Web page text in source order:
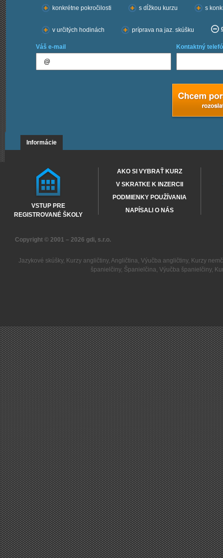
konkrétne pokročilosti
s dĺžkou kurzu s
v určitých hodinách príprava na jaz. skúšku
Váš e-mail Kontaktný
Informácie
VSTUP PRE
REGISTROVANÉ ŠKOLY
AKO SI VYBRAŤ KURZ
V SKRATKE K INZERCII
PODMIENKY POUŽÍVANIA
NAPÍSALI O NÁS
Copyright © 2001 – 2026 gdi, s.r.o.
Jazykové skúšky, Kurzy angličtiny, Angličtina, Výučba angličtiny, Kurzy
španielčiny, Španielčina, Výučba španielčiny,